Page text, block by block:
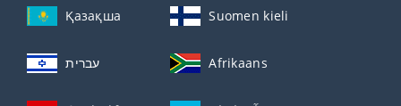
Қазақша Suomen kieli
עברית Afrikaans